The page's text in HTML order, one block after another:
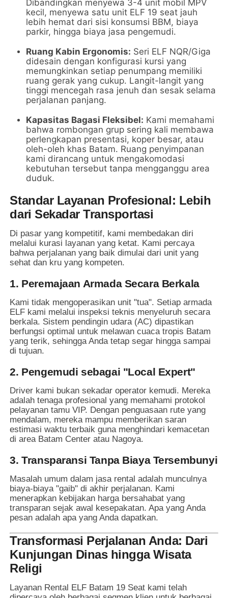
Dibandingkan menyewa 3-4 unit mobil MPV
kecil, menyewa satu unit ELF 19 seat jauh
lebih hemat dari sisi konsumsi BBM, biaya
parkir, hingga biaya jasa pengemudi.
Ruang Kabin Ergonomis: Seri ELF NQR/Giga
didesain dengan konfigurasi kursi yang
memungkinkan setiap penumpang memiliki
ruang gerak yang cukup. Langit-langit yang
tinggi mencegah rasa jenuh dan sesak selama
perjalanan panjang.
Kapasitas Bagasi Fleksibel: Kami memahami
bahwa rombongan grup sering kali membawa
perlengkapan presentasi, koper besar, atau
oleh-oleh khas Batam. Ruang penyimpanan
kami dirancang untuk mengakomodasi
kebutuhan tersebut tanpa mengganggu area
duduk.
Standar Layanan Profesional: Lebih
dari Sekadar Transportasi
Di pasar yang kompetitif, kami membedakan diri
melalui kurasi layanan yang ketat. Kami percaya
bahwa perjalanan yang baik dimulai dari unit yang
sehat dan kru yang kompeten.
1. Peremajaan Armada Secara Berkala
Kami tidak mengoperasikan unit "tua". Setiap armada
ELF kami melalui inspeksi teknis menyeluruh secara
berkala. Sistem pendingin udara (AC) dipastikan
berfungsi optimal untuk melawan cuaca tropis Batam
yang terik, sehingga Anda tetap segar hingga sampai
di tujuan.
2. Pengemudi sebagai "Local Expert"
Driver kami bukan sekadar operator kemudi. Mereka
adalah tenaga profesional yang memahami protokol
pelayanan tamu VIP. Dengan penguasaan rute yang
mendalam, mereka mampu memberikan saran
estimasi waktu terbaik guna menghindari kemacetan
di area Batam Center atau Nagoya.
3. Transparansi Tanpa Biaya Tersembunyi
Masalah umum dalam jasa rental adalah munculnya
biaya-biaya "gaib" di akhir perjalanan. Kami
menerapkan kebijakan harga bersahabat yang
transparan sejak awal kesepakatan. Apa yang Anda
pesan adalah apa yang Anda dapatkan.
Transformasi Perjalanan Anda: Dari
Kunjungan Dinas hingga Wisata
Religi
Layanan Rental ELF Batam 19 Seat kami telah